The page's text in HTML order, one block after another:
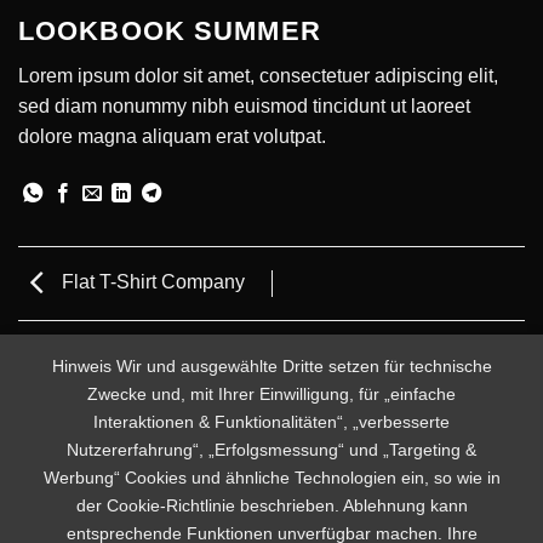
LOOKBOOK SUMMER
Lorem ipsum dolor sit amet, consectetuer adipiscing elit,
sed diam nonummy nibh euismod tincidunt ut laoreet
dolore magna aliquam erat volutpat.
Flat T-Shirt Company
Hinweis Wir und ausgewählte Dritte setzen für technische
Zwecke und, mit Ihrer Einwilligung, für „einfache
Interaktionen & Funktionalitäten“, „verbesserte
Nutzererfahrung“, „Erfolgsmessung“ und „Targeting &
Werbung“ Cookies und ähnliche Technologien ein, so wie in
der Cookie-Richtlinie beschrieben. Ablehnung kann
entsprechende Funktionen unverfügbar machen. Ihre